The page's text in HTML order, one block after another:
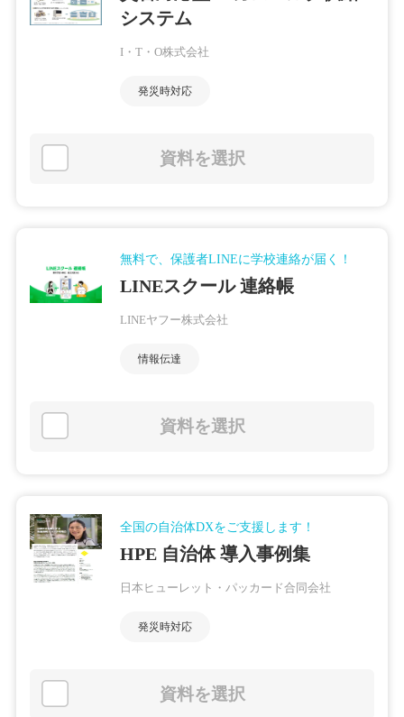
システム
I・T・O株式会社
発災時対応
資料を選択
無料で、保護者LINEに学校連絡が届く！
LINEスクール 連絡帳
LINEヤフー株式会社
情報伝達
資料を選択
全国の自治体DXをご支援します！
HPE 自治体 導入事例集
日本ヒューレット・パッカード合同会社
発災時対応
資料を選択